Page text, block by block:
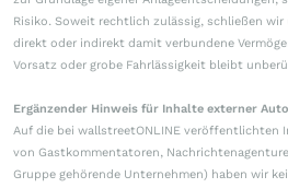
Risiko. Soweit rechtlich zulässig, schließen
direkt oder indirekt damit verbundene
Vorsatz oder grobe Fahrlässigkeit bleibt
Ergänzender Hinweis für Inhalte externer
Auf die bei wallstreetONLINE veröffentlichten
von Gastkommentatoren,
Gruppe gehörende Unternehmen) haben wir